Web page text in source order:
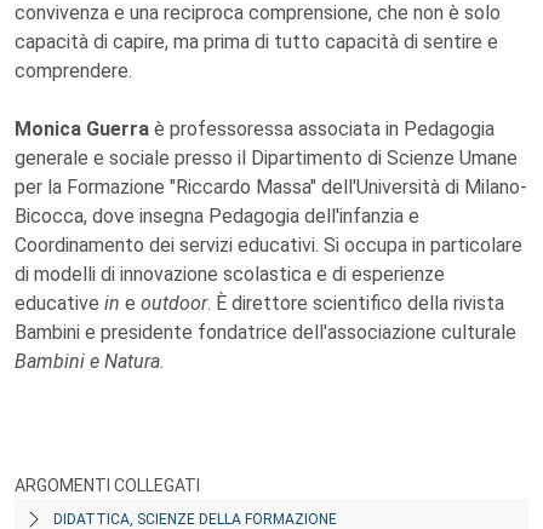
convivenza e una reciproca comprensione, che non è solo
capacità di capire, ma prima di tutto capacità di sentire e
comprendere.
Monica Guerra è professoressa associata in Pedagogia
generale e sociale presso il Dipartimento di Scienze Umane
per la Formazione "Riccardo Massa" dell'Università di Milano-
Bicocca, dove insegna Pedagogia dell'infanzia e
Coordinamento dei servizi educativi. Si occupa in particolare
di modelli di innovazione scolastica e di esperienze
educative in e outdoor. È direttore scientifico della rivista
Bambini e presidente fondatrice dell'associazione culturale
Bambini e Natura.
ARGOMENTI COLLEGATI
DIDATTICA, SCIENZE DELLA FORMAZIONE